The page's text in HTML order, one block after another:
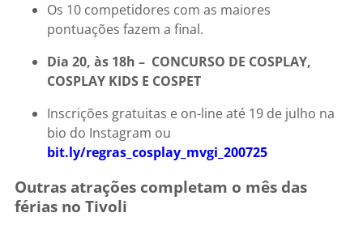
Os 10 competidores com as maiores
pontuações fazem a final.
Dia 20, às 18h – CONCURSO DE COSPLAY,
COSPLAY KIDS E COSPET
Inscrições gratuitas e on-line até 19 de julho na
bio do Instagram ou
bit.ly/regras_cosplay_mvgi_ 200725
Outras atrações completam o mês das
férias no Tivoli